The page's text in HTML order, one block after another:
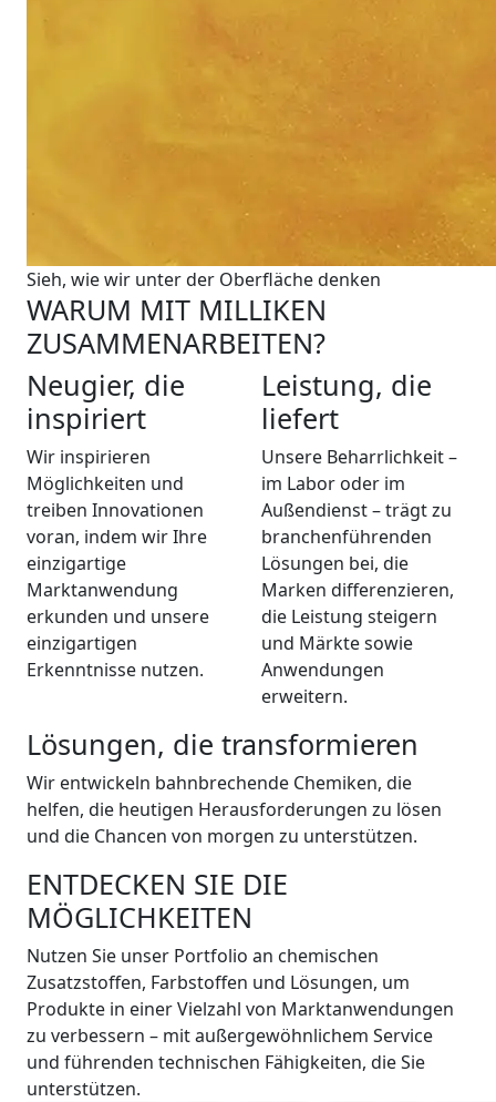
Sieh, wie wir unter der Oberfläche denken
WARUM MIT MILLIKEN
ZUSAMMENARBEITEN?
Neugier, die
inspiriert
Wir inspirieren
Möglichkeiten und
treiben Innovationen
voran, indem wir Ihre
einzigartige
Marktanwendung
erkunden und unsere
einzigartigen
Erkenntnisse nutzen.
Leistung, die
liefert
Unsere Beharrlichkeit –
im Labor oder im
Außendienst – trägt zu
branchenführenden
Lösungen bei, die
Marken differenzieren,
die Leistung steigern
und Märkte sowie
Anwendungen
erweitern.
Lösungen, die transformieren
Wir entwickeln bahnbrechende Chemiken, die
helfen, die heutigen Herausforderungen zu lösen
und die Chancen von morgen zu unterstützen.
ENTDECKEN SIE DIE
MÖGLICHKEITEN
Nutzen Sie unser Portfolio an chemischen
Zusatzstoffen, Farbstoffen und Lösungen, um
Produkte in einer Vielzahl von Marktanwendungen
zu verbessern – mit außergewöhnlichem Service
und führenden technischen Fähigkeiten, die Sie
unterstützen.